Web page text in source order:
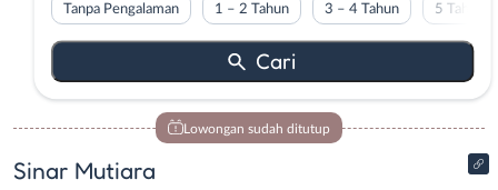
Tanpa Pengalaman 1 – 2 Tahun 3 – 4 Tahun 5 Tahun
Lowongan sudah ditutup
Sinar Mutiara